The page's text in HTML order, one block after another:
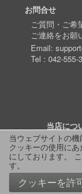
当ウェブサイトの機
クッキーの使用に
にしております。
す。
クッキーを許
お問合せ
ご質問・ご希
ご連絡をお願
Email:
Tel : 042-555-
当店につ
詳細検索